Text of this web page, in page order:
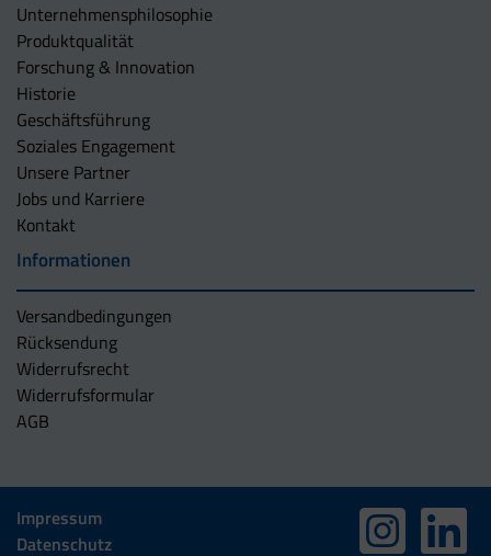
Unternehmens­philosophie
Produktqualität
Forschung & Innovation
Historie
Geschäftsführung
Soziales Engagement
Unsere Partner
Jobs und Karriere
Kontakt
Informationen
Versandbedingungen
Rücksendung
Widerrufsrecht
Widerrufsformular
AGB
Impressum
Datenschutz